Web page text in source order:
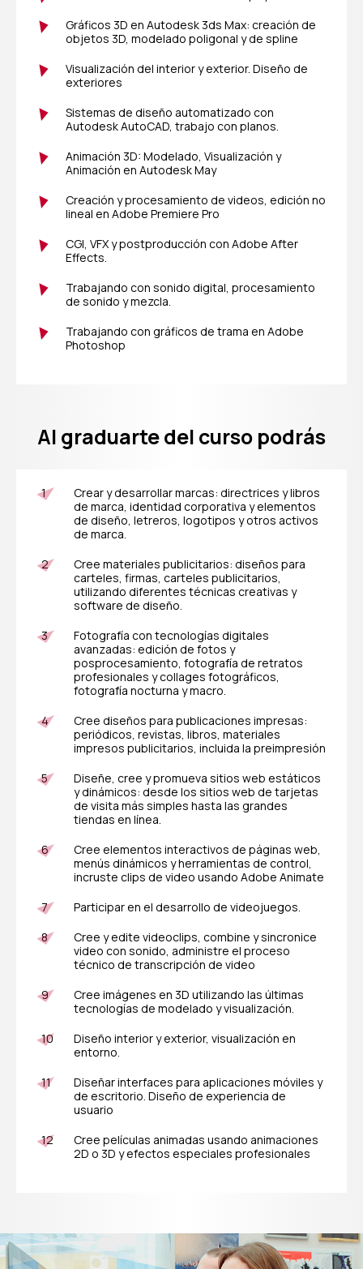
Gráficos 3D en Autodesk 3ds Max: creación de
objetos 3D, modelado poligonal y de spline
Visualización del interior y exterior. Diseño de
exteriores
Sistemas de diseño automatizado con
Autodesk AutoCAD, trabajo con planos.
Animación 3D: Modelado, Visualización y
Animación en Autodesk May
Creación y procesamiento de videos, edición no
lineal en Adobe Premiere Pro
CGI, VFX y postproducción con Adobe After
Effects.
Trabajando con sonido digital, procesamiento
de sonido y mezcla.
Trabajando con gráficos de trama en Adobe
Photoshop
Usted será
capaz de
Al graduarte del curso podrás
Crear y desarrollar marcas: directrices y libros
de marca, identidad corporativa y elementos
de diseño, letreros, logotipos y otros activos
de marca.
Cree materiales publicitarios: diseños para
carteles, firmas, carteles publicitarios,
utilizando diferentes técnicas creativas y
software de diseño.
Fotografía con tecnologías digitales
avanzadas: edición de fotos y
posprocesamiento, fotografía de retratos
profesionales y collages fotográficos,
fotografía nocturna y macro.
Cree diseños para publicaciones impresas:
periódicos, revistas, libros, materiales
impresos publicitarios, incluida la preimpresión
Diseñe, cree y promueva sitios web estáticos
y dinámicos: desde los sitios web de tarjetas
de visita más simples hasta las grandes
tiendas en línea.
Cree elementos interactivos de páginas web,
menús dinámicos y herramientas de control,
incruste clips de video usando Adobe Animate
Participar en el desarrollo de videojuegos.
Cree y edite videoclips, combine y sincronice
video con sonido, administre el proceso
técnico de transcripción de video
Cree imágenes en 3D utilizando las últimas
tecnologías de modelado y visualización.
Diseño interior y exterior, visualización en
entorno.
Diseñar interfaces para aplicaciones móviles y
de escritorio. Diseño de experiencia de
usuario
Cree películas animadas usando animaciones
2D o 3D y efectos especiales profesionales